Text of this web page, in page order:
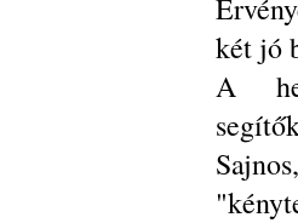
két jó
A